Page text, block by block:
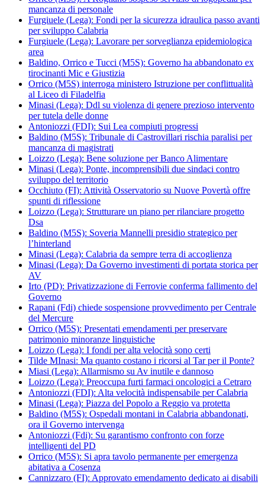
mancanza di personale
Furgiuele (Lega): Fondi per la sicurezza idraulica passo avanti
per sviluppo Calabria
Furgiuele (Lega): Lavorare per sorveglianza epidemiologica
area
Baldino, Orrico e Tucci (M5S): Governo ha abbandonato ex
tirocinanti Mic e Giustizia
Orrico (M5S) interroga ministero Istruzione per conflittualità
al Liceo di Filadelfia
Minasi (Lega): Ddl su violenza di genere prezioso intervento
per tutela delle donne
Antoniozzi (FDI): Sui Lea compiuti progressi
Baldino (M5S): Tribunale di Castrovillari rischia paralisi per
mancanza di magistrati
Loizzo (Lega): Bene soluzione per Banco Alimentare
Minasi (Lega): Ponte, incomprensibili due sindaci contro
sviluppo del territorio
Occhiuto (FI): Attività Osservatorio su Nuove Povertà offre
spunti di riflessione
Loizzo (Lega): Strutturare un piano per rilanciare progetto
Dsa
Baldino (M5S): Soveria Mannelli presidio strategico per
l’hinterland
Minasi (Lega): Calabria da sempre terra di accoglienza
Minasi (Lega): Da Governo investimenti di portata storica per
AV
Irto (PD): Privatizzazione di Ferrovie conferma fallimento del
Governo
Rapani (Fdi) chiede sospensione provvedimento per Centrale
del Mercure
Orrico (M5S): Presentati emendamenti per preservare
patrimonio minoranze linguistiche
Loizzo (Lega): I fondi per alta velocità sono certi
Tilde MInasi: Ma quanto costano i ricorsi al Tar per il Ponte?
Miasi (Lega): Allarmismo su Av inutile e dannoso
Loizzo (Lega): Preoccupa furti farmaci oncologici a Cetraro
Antoniozzi (FDI): Alta velocità indispensabile per Calabria
Minasi (Lega): Piazza del Popolo a Reggio va protetta
Baldino (M5S): Ospedali montani in Calabria abbandonati,
ora il Governo intervenga
Antoniozzi (Fdi): Su garantismo confronto con forze
intelligenti del PD
Orrico (M5S): Si apra tavolo permanente per emergenza
abitativa a Cosenza
Cannizzaro (FI): Approvato emendamento dedicato ai disabili